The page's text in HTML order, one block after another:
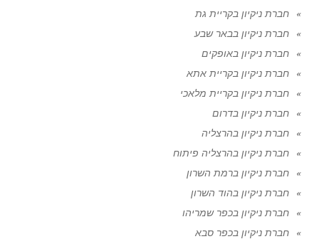
חברת ניקיון בקריית גת
חברת ניקיון בבאר שבע
חברת ניקיון באופקים
חברת ניקיון בקריית אתא
חברת ניקיון בקריית מלאכי
חברת ניקיון בדרום
חברת ניקיון בהרצליה
חברת ניקיון בהרצליה פיתוח
חברת ניקיון ברמת השרון
חברת ניקיון בהוד השרון
חברת ניקיון בכפר שמריהו
חברת ניקיון בכפר סבא